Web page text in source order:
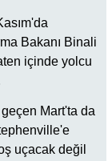
Bakanı Binali
içinde yolcu
Mart'ta da
uçacak değil